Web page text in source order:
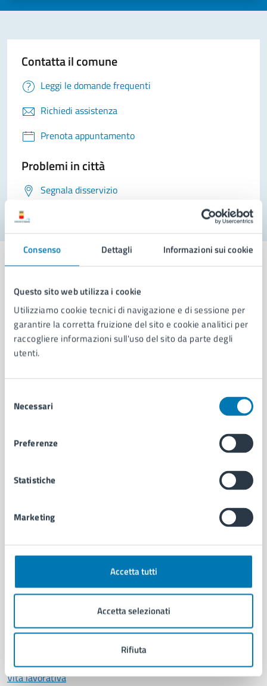
Consenso Dettagli Informazioni sui cookie
Questo sito web utilizza i cookie
Utilizziamo cookie tecnici di navigazione e di sessione per
garantire la corretta fruizione del sito e cookie analitici per
raccogliere informazioni sull'uso del sito da parte degli
utenti.
delNecessari
Preferenze
Statistiche
Marketing
Accetta tutti
Accetta selezionati
Rifiuta
Contatta il comune
Leggi le domande frequenti
Richiedi assistenza
Prenota appuntamento
Problemi in città
Segnala disservizio
Comune di Napoli
AMMINISTRAZIONE
Aree amministrative
Uffici
Personale amministrativo
Intranet, posta aziendale e protocollo
CATEGORIE DI SERVIZIO
Documenti e certificati
Educazione e formazione
Imprese e commercio
Salute, benessere e assistenza
Servizi Cimiteriali
Vita lavorativa